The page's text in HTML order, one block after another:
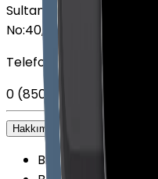
Sultan Selim Mahallesi,
No:40, 34415 Kağıthane/
Telefon
0 (850) 303 79 79
Hakkımızda
Biz kimiz?